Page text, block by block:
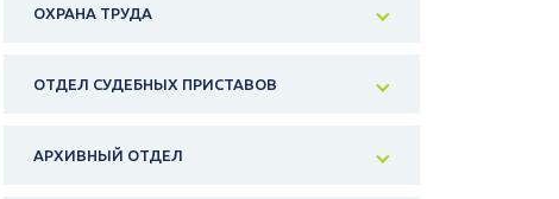
ОХРАНА ТРУДА
ОТДЕЛ СУДЕБНЫХ ПРИСТАВОВ
АРХИВНЫЙ ОТДЕЛ